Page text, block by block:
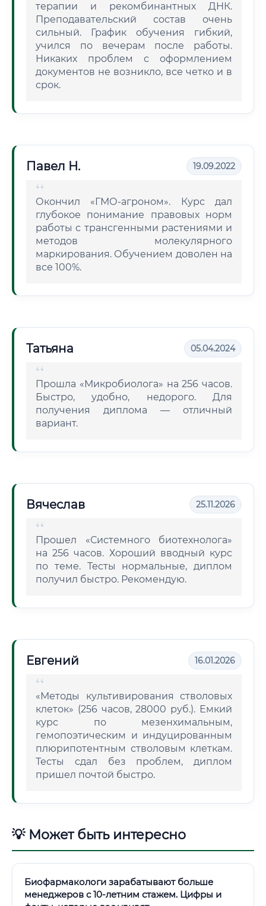
терапии и рекомбинантных ДНК.
Преподавательский состав очень
сильный. График обучения гибкий,
учился по вечерам после работы.
Никаких проблем с оформлением
документов не возникло, все четко и в
срок.
Павел Н. 19.09.2022
Окончил «ГМО-агроном». Курс дал
глубокое понимание правовых норм
работы с трансгенными растениями и
методов молекулярного
маркирования. Обучением доволен на
все 100%.
Татьяна 05.04.2024
Прошла «Микробиолога» на 256 часов.
Быстро, удобно, недорого. Для
получения диплома — отличный
вариант.
Вячеслав 25.11.2026
Прошел «Системного биотехнолога»
на 256 часов. Хороший вводный курс
по теме. Тесты нормальные, диплом
получил быстро. Рекомендую.
Евгений 16.01.2026
«Методы культивирования стволовых
клеток» (256 часов, 28000 руб.). Емкий
курс по мезенхимальным,
гемопоэтическим и индуцированным
плюрипотентным стволовым клеткам.
Тесты сдал без проблем, диплом
пришел почтой быстро.
💡 Может быть интересно
Биофармакологи зарабатывают больше
менеджеров с 10-летним стажем. Цифры и